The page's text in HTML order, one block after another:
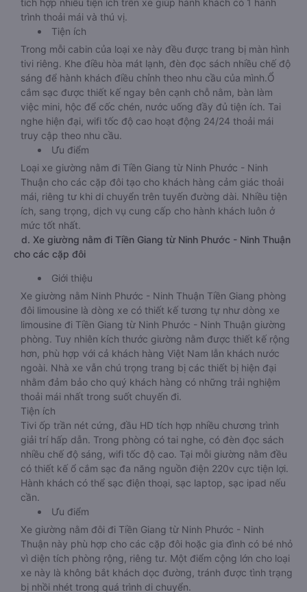
tích hợp nhiều tiện ích trên xe giúp hành khách có 1 hành
trình thoải mái và thú vị.
Tiện ích
Trong mỗi cabin của loại xe này đều được trang bị màn hình
tivi riêng. Khe điều hòa mát lạnh, đèn đọc sách nhiều chế độ
sáng để hành khách điều chỉnh theo nhu cầu của mình.Ổ
cắm sạc được thiết kế ngay bên cạnh chỗ nằm, bàn làm
việc mini, hộc để cốc chén, nước uống đầy đủ tiện ích. Tai
nghe hiện đại, wifi tốc độ cao hoạt động 24/24 thoải mái
truy cập theo nhu cầu.
Ưu điểm
Loại xe giường nằm đi Tiền Giang từ Ninh Phước - Ninh
Thuận cho các cặp đôi tạo cho khách hàng cảm giác thoải
mái, riêng tư khi di chuyển trên tuyến đường dài. Nhiều tiện
ích, sang trọng, dịch vụ cung cấp cho hành khách luôn ở
mức tốt nhất.
d. Xe giường nằm đi Tiền Giang từ Ninh Phước - Ninh Thuận
cho các cặp đôi
Giới thiệu
Xe giường nằm Ninh Phước - Ninh Thuận Tiền Giang phòng
đôi limousine là dòng xe có thiết kế tương tự như dòng xe
limousine đi Tiền Giang từ Ninh Phước - Ninh Thuận giường
phòng. Tuy nhiên kích thước giường nằm được thiết kế rộng
hơn, phù hợp với cả khách hàng Việt Nam lẫn khách nước
ngoài. Nhà xe vẫn chú trọng trang bị các thiết bị hiện đại
nhằm đảm bảo cho quý khách hàng có những trải nghiệm
thoải mái nhất trong suốt chuyến đi.
Tiện ích
Tivi ốp trần nét cứng, đầu HD tích hợp nhiều chương trình
giải trí hấp dẫn. Trong phòng có tai nghe, có đèn đọc sách
nhiều chế độ sáng, wifi tốc độ cao. Tại mỗi giường nằm đều
có thiết kế ổ cắm sạc đa năng nguồn điện 220v cực tiện lợi.
Hành khách có thể sạc điện thoại, sạc laptop, sạc ipad nếu
cần.
Ưu điểm
Xe giường nằm đôi đi Tiền Giang từ Ninh Phước - Ninh
Thuận này phù hợp cho các cặp đôi hoặc gia đình có bé nhỏ
vì diện tích phòng rộng, riêng tư. Một điểm cộng lớn cho loại
xe này là không bắt khách dọc đường, tránh được tình trạng
bị nhồi nhét trong quá trình di chuyển.